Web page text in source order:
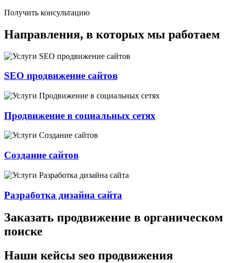
Получить консультацию
Направления, в которых мы работаем
SEO продвижение сайтов
Продвижение в социальных сетях
Создание сайтов
Разработка дизайна сайта
Заказать продвижение в органическом
поиске
Наши кейсы seo продвижения